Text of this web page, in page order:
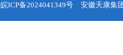
皖ICP备2024041349号
安徽天康集